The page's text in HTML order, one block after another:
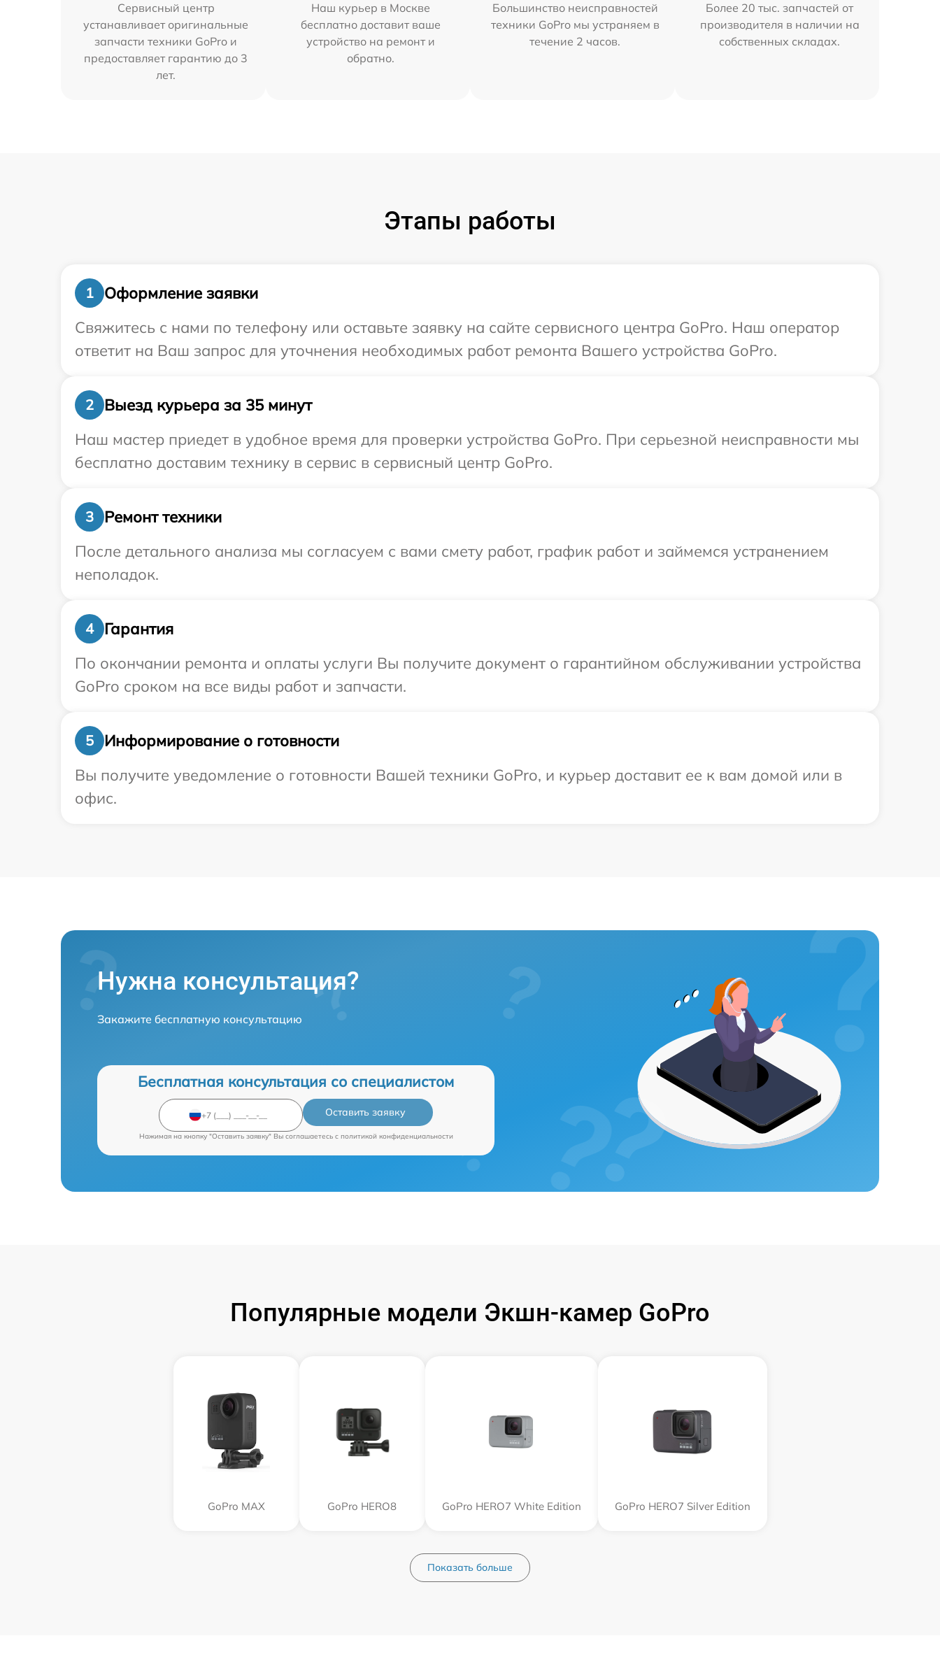
Сервисный центр
устанавливает оригинальные
запчасти техники GoPro и
предоставляет гарантию до 3
лет.
Наш курьер в Москве
бесплатно доставит ваше
устройство на ремонт и
обратно.
Большинство неисправностей
техники GoPro мы устраняем в
течение 2 часов.
Более 20 тыс. запчастей от
производителя в наличии на
собственных складах.
Этапы работы
1
Оформление заявки
Свяжитесь с нами по телефону или оставьте заявку на сайте сервисного центра GoPro. Наш оператор
ответит на Ваш запрос для уточнения необходимых работ ремонта Вашего устройства GoPro.
2
Выезд курьера за 35 минут
Наш мастер приедет в удобное время для проверки устройства GoPro. При серьезной неисправности мы
бесплатно доставим технику в сервис в сервисный центр GoPro.
3
Ремонт техники
После детального анализа мы согласуем с вами смету работ, график работ и займемся устранением
неполадок.
4
Гарантия
По окончании ремонта и оплаты услуги Вы получите документ о гарантийном обслуживании устройства
GoPro сроком на все виды работ и запчасти.
5
Информирование о готовности
Вы получите уведомление о готовности Вашей техники GoPro, и курьер доставит ее к вам домой или в
офис.
Нужна консультация?
Закажите бесплатную консультацию
Бесплатная консультация со специалистом
Оставить заявку
Нажимая на кнопку "Оставить заявку" Вы соглашаетесь c политикой конфиденциальности
Популярные модели Экшн-камер GoPro
GoPro MAX GoPro HERO8 GoPro HERO7 White Edition GoPro HERO7 Silver Edition
Показать больше